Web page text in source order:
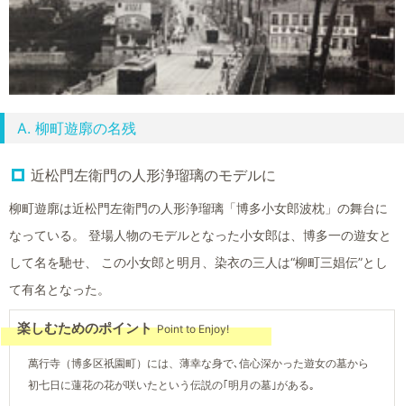
A. 柳町遊廓の名残
近松門左衛門の人形浄瑠璃のモデルに
柳町遊廓は近松門左衛門の人形浄瑠璃「博多小女郎波枕」の舞台に
なっている。 登場人物のモデルとなった小女郎は、博多一の遊女と
して名を馳せ、 この小女郎と明月、染衣の三人は“柳町三娼伝”とし
て有名となった。
楽しむためのポイント Point to Enjoy!
萬行寺（博多区祇園町）には、薄幸な身で､信心深かった遊女の墓から
初七日に蓮花の花が咲いたという伝説の｢明月の墓｣がある｡